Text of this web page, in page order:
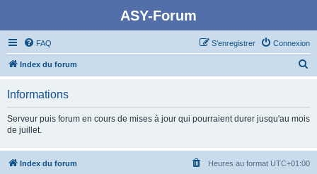
ASY-Forum
FAQ Connexion
S’enregistrer
Index du forum
c
Informations
Serveur puis forum en cours de mises à jour qui pourraient durer jusqu'au mois
de juillet.
Index du forum Heures au format UTC+01:00